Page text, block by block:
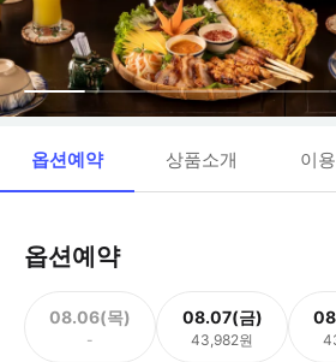
옵션예약 상품소개 이
옵션예약
08.06(목)
-
08.07(금)
43,982원